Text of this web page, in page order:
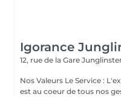
Igorance
12, rue de la Gare Junglinster
Nos Valeurs Le Service : L'excellence de la prestation de coiffure
est au coeur de tous nos